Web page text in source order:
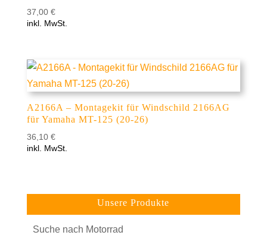
37,00 €
inkl. MwSt.
A2166A – Montagekit für Windschild 2166AG
für Yamaha MT-125 (20-26)
36,10 €
inkl. MwSt.
Unsere Produkte
Suche nach Motorrad